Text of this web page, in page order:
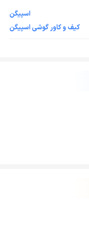
اسپیگن
کیف و کاور گوشی اسپیگن